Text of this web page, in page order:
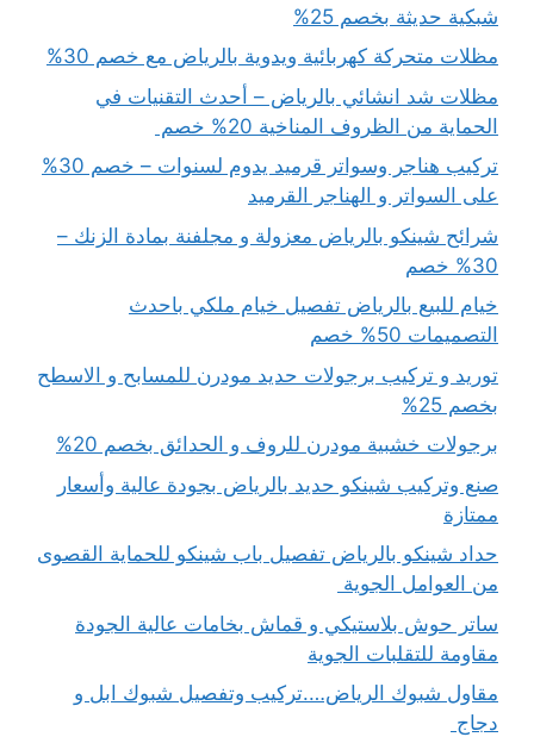
شبكية حديثة بخصم 25%
مظلات متحركة كهربائية ويدوية بالرياض مع خصم 30%
مظلات شد انشائي بالرياض – أحدث التقنيات في
الحماية من الظروف المناخية 20% خصم
تركيب هناجر وسواتر قرميد يدوم لسنوات – خصم 30%
على السواتر و الهناجر القرميد
شرائح شينكو بالرياض معزولة و مجلفنة بمادة الزنك –
30% خصم
خيام للبيع بالرياض تفصيل خيام ملكي باحدث
التصميمات 50% خصم
توريد و تركيب برجولات حديد مودرن للمسابح و الاسطح
بخصم 25%
برجولات خشبية مودرن للروف و الحدائق بخصم 20%
صنع وتركيب شينكو حديد بالرياض بجودة عالية وأسعار
ممتازة
حداد شينكو بالرياض تفصيل باب شينكو للحماية القصوى
من العوامل الجوية
ساتر حوش بلاستيكي و قماش بخامات عالية الجودة
مقاومة للتقلبات الجوية
مقاول شبوك الرياض….تركيب وتفصيل شبوك ابل و
دجاج